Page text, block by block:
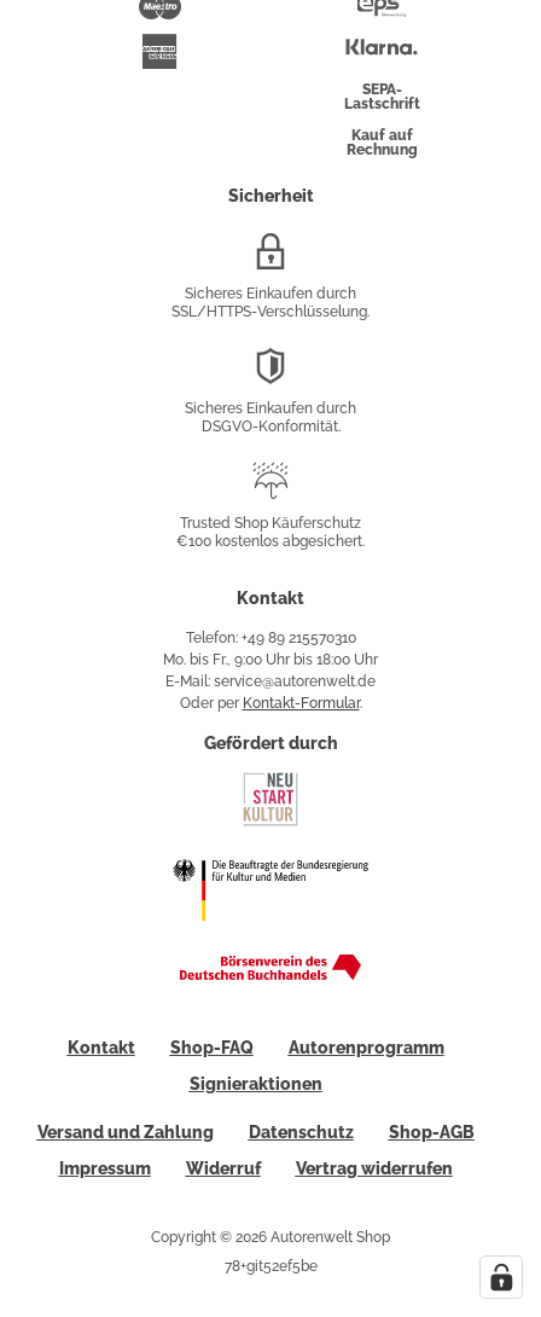
Maestro
Überweisung
SEPA-
Lastschrift
Kauf auf
Rechnung
Sicherheit
Sicheres Einkaufen durch
SSL/HTTPS-Verschlüsselung.
Sicheres Einkaufen durch
DSGVO-Konformität.
Käuferschutz
Trusted Shop Käuferschutz
€100 kostenlos abgesichert.
Kontakt
Telefon: +49 89 215570310
Mo. bis Fr., 9:00 Uhr bis 18:00 Uhr
E-Mail: service@autorenwelt.de
Oder per Kontakt-Formular.
Gefördert durch
Kontakt Shop-FAQ
Autorenprogramm
Signieraktionen
Versand und Zahlung Datenschutz
Shop-AGB
Impressum
Widerruf Vertrag widerrufen
Copyright © 2026 Autorenwelt Shop
78+git52ef5be